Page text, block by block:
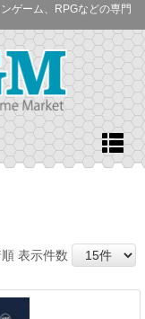
ゲーム、RPGなどの専門
表示件数